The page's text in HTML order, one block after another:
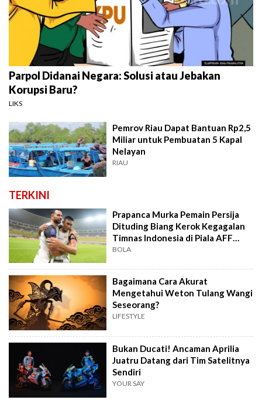
Parpol Didanai Negara: Solusi atau Jebakan
Korupsi Baru?
LIKS
Pemrov Riau Dapat Bantuan Rp2,5
Miliar untuk Pembuatan 5 Kapal
Nelayan
RIAU
TERKINI
Prapanca Murka Pemain Persija
Dituding Biang Kerok Kegagalan
Timnas Indonesia di Piala AFF
2026
BOLA
Bagaimana Cara Akurat
Mengetahui Weton Tulang Wangi
Seseorang?
LIFESTYLE
Bukan Ducati! Ancaman Aprilia
Juatru Datang dari Tim Satelitnya
Sendiri
YOUR SAY